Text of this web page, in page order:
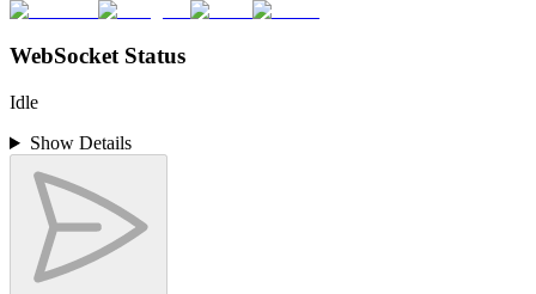
WebSocket Status
Idle
Show Details